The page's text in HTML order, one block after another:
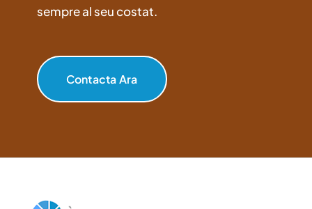
sempre al seu costat.
Contacta Ara